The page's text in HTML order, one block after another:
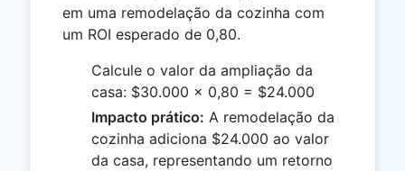
em uma remodelação da cozinha com
um ROI esperado de 0,80.
Calcule o valor da ampliação da
casa: $30.000 × 0,80 = $24.000
Impacto prático: A remodelação da
cozinha adiciona $24.000 ao valor
da casa, representando um retorno